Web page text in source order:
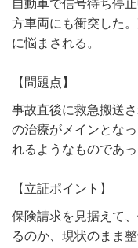
自動車で信号待ち停
方車両にも衝突した
に悩まされる。
【問題点】
事故直後に救急搬送
の治療がメインとな
れるようなものであっ
【立証ポイント】
保険請求を見据えて
るのか、現状のまま